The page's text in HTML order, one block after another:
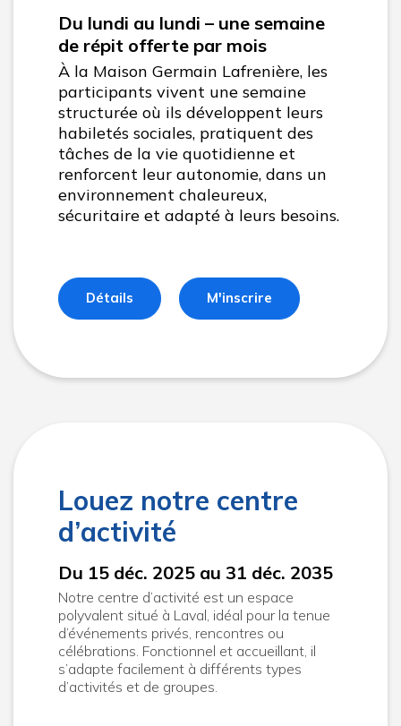
Du lundi au lundi – une semaine
de répit offerte par mois
À la Maison Germain Lafrenière, les
participants vivent une semaine
structurée où ils développent leurs
habiletés sociales, pratiquent des
tâches de la vie quotidienne et
renforcent leur autonomie, dans un
environnement chaleureux,
sécuritaire et adapté à leurs besoins.
Détails M'inscrire
Louez notre centre
d’activité
Du 15 déc. 2025 au 31 déc. 2035
Notre centre d’activité est un espace
polyvalent situé à Laval, idéal pour la tenue
d’événements privés, rencontres ou
célébrations. Fonctionnel et accueillant, il
s’adapte facilement à différents types
d’activités et de groupes.